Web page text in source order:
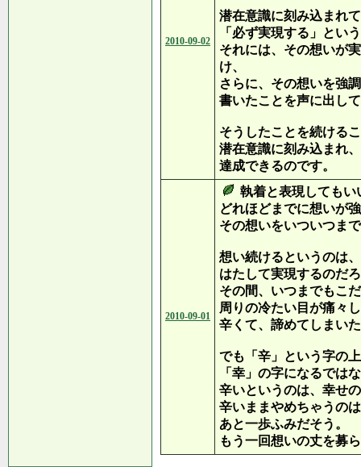
2010-09-02
潜在意識に刻み込まれ
「必ず実現する」とい
それには、その想いが
け、
さらに、その想いを強
書いたことを声に出し
そうしたことを続ける
潜在意識に刻み込まれ
達成できるのです。
2010-09-01
執着と表現してもい
どれほどまでに想いが
その想いをいついつま
想い続けるというのは
はたして実現するのだ
その間、いつまでもこ
周りの冷たい目が痛々
辛くて、諦めてしまい
でも「辛」という字の
「幸」の字になるでは
辛いというのは、幸せ
辛いままやめちゃうの
あと一歩ふみだそう。
もう一回想いの丈を募